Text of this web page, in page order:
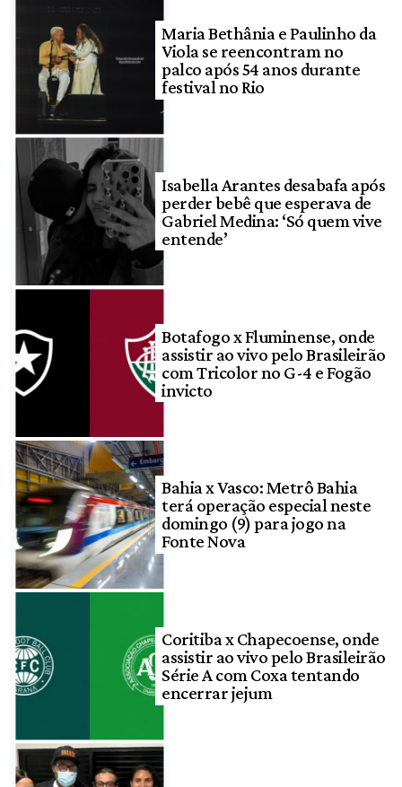
Maria Bethânia e Paulinho da
Viola se reencontram no
palco após 54 anos durante
festival no Rio
Isabella Arantes desabafa após
perder bebê que esperava de
Gabriel Medina: ‘Só quem vive
entende’
Botafogo x Fluminense, onde
assistir ao vivo pelo Brasileirão
com Tricolor no G-4 e Fogão
invicto
Bahia x Vasco: Metrô Bahia
terá operação especial neste
domingo (9) para jogo na
Fonte Nova
Coritiba x Chapecoense, onde
assistir ao vivo pelo Brasileirão
Série A com Coxa tentando
encerrar jejum